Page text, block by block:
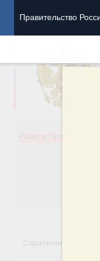
Правительство
Работа
Стратегии